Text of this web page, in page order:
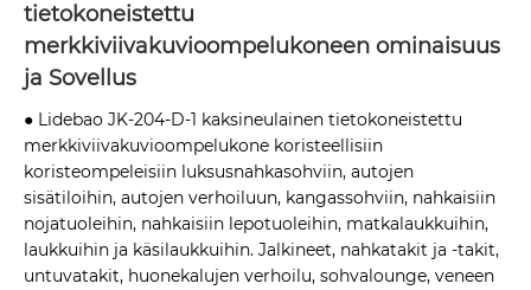
tietokoneistettu
merkkiviivakuvioompelukoneen ominaisuus
ja Sovellus
● Lidebao JK-204-D-1 kaksineulainen tietokoneistettu
merkkiviivakuvioompelukone koristeellisiin
koristeompeleisiin luksusnahkasohviin, autojen
sisätiloihin, autojen verhoiluun, kangassohviin, nahkaisiin
nojatuoleihin, nahkaisiin lepotuoleihin, matkalaukkuihin,
laukkuihin ja käsilaukkuihin. Jalkineet, nahkatakit ja -takit,
untuvatakit, huonekalujen verhoilu, sohvalounge, veneen